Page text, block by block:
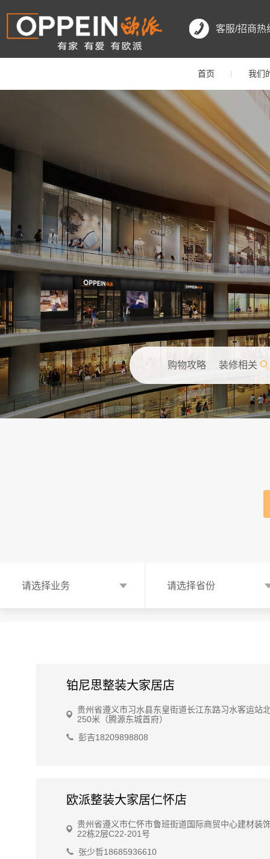
客服/招商热
首页 我们
购物攻略 装修相关
请选择业务 请选择省份
铂尼思整装大家居店
贵州省遵义市习水县东皇街道长江东路习水客运站
250米（腾源东城首府）
彭吉18209898808
欧派整装大家居仁怀店
贵州省遵义市仁怀市鲁班街道国际商贸中心建材装
22栋2层C22-201号
张少哲18685936610